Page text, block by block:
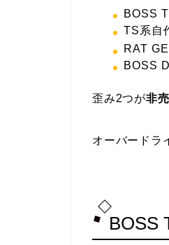
BOSS
TS系自
RAT
BOSS
歪み2つが非
オーバードラ
BOSS